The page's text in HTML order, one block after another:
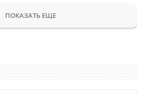
ПОКАЗАТЬ ЕЩЕ